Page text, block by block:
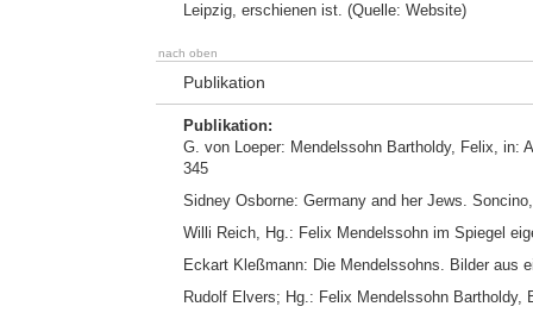
Leipzig, erschienen ist. (Quelle: Website)
nach oben
Publikation
Publikation:
G. von Loeper: Mendelssohn Bartholdy, Felix, in:
345
Sidney Osborne: Germany and her Jews.
Willi Reich, Hg.: Felix Mendelssohn im Spiegel
Eckart Kleßmann: Die Mendelssohns. Bilder aus
Rudolf Elvers; Hg.: Felix Mendelssohn Bartholdy,